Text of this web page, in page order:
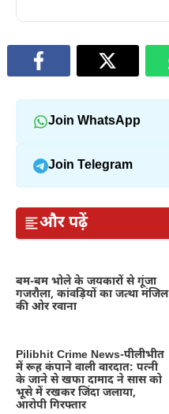
Join WhatsApp
Join Telegram
और पढ़ें
बम-बम भोले के जयकारों से गूंजा
गजरौला, कांवड़ियों का जत्था मंजिल
की ओर रवाना
Pilibhit Crime News-पीलीभीत
में रूह कंपाने वाली वारदात: पत्नी
के जाने से खफा दामाद ने सास को
भूसे में रखकर जिंदा जलाया,
आरोपी गिरफ्तार